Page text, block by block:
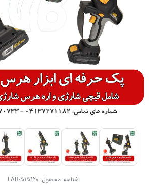
شناسه محصول: FAR-515120